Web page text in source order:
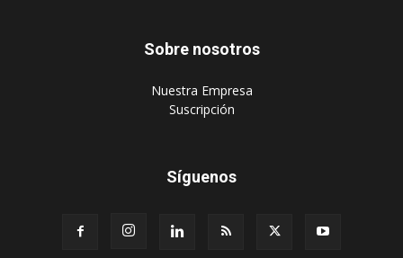
Sobre nosotros
‎Nuestra Empresa
‎Suscripción
Síguenos